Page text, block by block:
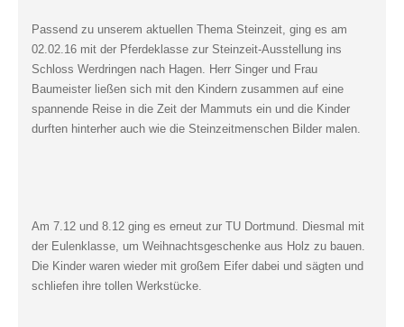
Passend zu unserem aktuellen Thema Steinzeit, ging es am
02.02.16 mit der Pferdeklasse zur Steinzeit-Ausstellung ins
Schloss Werdringen nach Hagen. Herr Singer und Frau
Baumeister ließen sich mit den Kindern zusammen auf eine
spannende Reise in die Zeit der Mammuts ein und die Kinder
durften hinterher auch wie die Steinzeitmenschen Bilder malen.
Am 7.12 und 8.12 ging es erneut zur TU Dortmund. Diesmal mit
der Eulenklasse, um Weihnachtsgeschenke aus Holz zu bauen.
Die Kinder waren wieder mit großem Eifer dabei und sägten und
schliefen ihre tollen Werkstücke.